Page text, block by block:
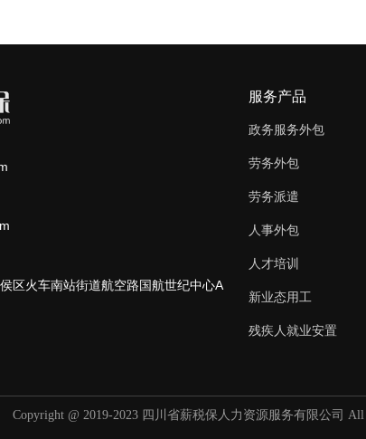
区火车南站街道航空路国航世纪中心A
服务产品
政务服务外包
劳务外包
劳务派遣
人事外包
人才培训
新业态用工
残疾人就业安置
Copyright @ 2019-2023 四川省薪税保人力资源服务有限公司 All